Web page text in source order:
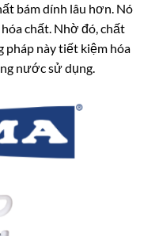
bám dính lâu hơn. Nó
chất. Nhờ đó, chất
này tiết kiệm hóa
nước sử dụng.